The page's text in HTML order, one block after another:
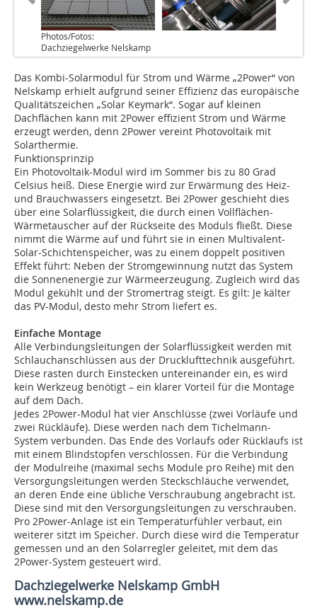
Photos/Fotos:
Dachziegelwerke Nelskamp
Das Kombi-Solarmodul für Strom und Wärme „2Power“ von
Nelskamp erhielt aufgrund seiner Effizienz das europäische
Qualitätszeichen „Solar Keymark“. Sogar auf kleinen
Dachflächen kann mit 2Power effizient Strom und Wärme
erzeugt werden, denn 2Power vereint Photovoltaik mit
Solarthermie.
Funktionsprinzip
Ein Photovoltaik-Modul wird im Sommer bis zu 80 Grad
Celsius heiß. Diese Energie wird zur Erwärmung des Heiz-
und Brauchwassers eingesetzt. Bei 2Power geschieht dies
über eine Solarflüssigkeit, die durch einen Vollflächen-
Wärmetauscher auf der Rückseite des Moduls fließt. Diese
nimmt die Wärme auf und führt sie in einen Multivalent-
Solar-Schichtenspeicher, was zu einem doppelt positiven
Effekt führt: Neben der Stromgewinnung nutzt das System
die Sonnenenergie zur Wärmeerzeugung. Zugleich wird das
Modul gekühlt und der Stromertrag steigt. Es gilt: Je kälter
das PV-Modul, desto mehr Strom liefert es.
Einfache Montage
Alle Verbindungsleitungen der Solarflüssigkeit werden mit
Schlauchanschlüssen aus der Drucklufttechnik ausgeführt.
Diese rasten durch Einstecken untereinander ein, es wird
kein Werkzeug benötigt – ein klarer Vorteil für die Montage
auf dem Dach.
Jedes 2Power-Modul hat vier Anschlüsse (zwei Vorläufe und
zwei Rückläufe). Diese werden nach dem Tichelmann-
System verbunden. Das Ende des Vorlaufs oder Rücklaufs ist
mit einem Blindstopfen verschlossen. Für die Verbindung
der Modulreihe (maximal sechs Module pro Reihe) mit den
Versorgungsleitungen werden Steckschläuche verwendet,
an deren Ende eine übliche Verschraubung angebracht ist.
Diese sind mit den Versorgungsleitungen zu verschrauben.
Pro 2Power-Anlage ist ein Temperaturfühler verbaut, ein
weiterer sitzt im Speicher. Durch diese wird die Temperatur
gemessen und an den Solarregler geleitet, mit dem das
2Power-System gesteuert wird.
Dachziegelwerke Nelskamp GmbH
www.nelskamp.de